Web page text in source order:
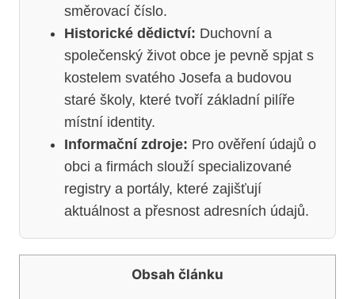
směrovací číslo.
Historické dědictví: Duchovní a
společenský život obce je pevně spjat s
kostelem svatého Josefa a budovou
staré školy, které tvoří základní pilíře
místní identity.
Informační zdroje: Pro ověření údajů o
obci a firmách slouží specializované
registry a portály, které zajišťují
aktuálnost a přesnost adresních údajů.
Obsah článku